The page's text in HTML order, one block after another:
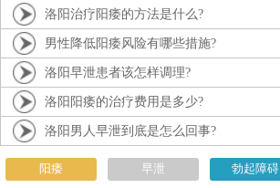
洛阳治疗阳痿的方法是什么?
男性降低阳痿风险有哪些措施?
洛阳早泄患者该怎样调理?
洛阳阳痿的治疗费用是多少?
洛阳男人早泄到底是怎么回事?
阳痿 早泄 勃起障碍